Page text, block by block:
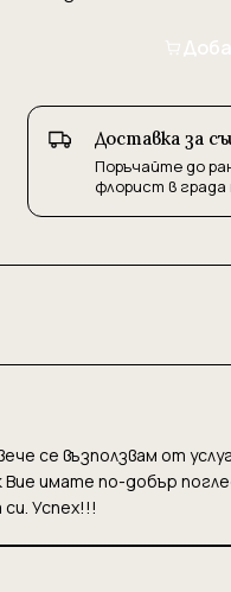
Доставка за
Поръчайте до
флорист в
се възползвам от
имате по-добър
Успех!!!